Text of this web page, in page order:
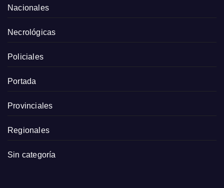
Nacionales
Necrológicas
Policiales
Portada
Provinciales
Regionales
Sin categoría